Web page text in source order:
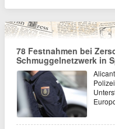
78 Festnahmen bei
Schmuggelnetzwerk in